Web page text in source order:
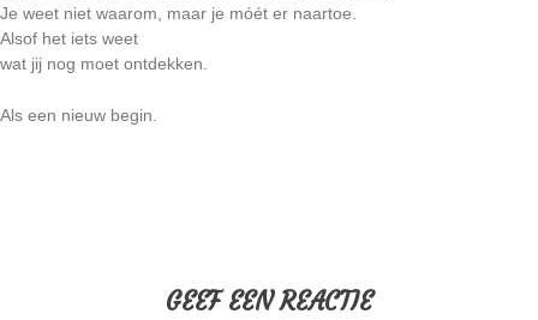
Je weet niet waarom, maar je móét er naartoe.
Alsof het iets weet
wat jij nog moet ontdekken.
Als een nieuw begin.
GEEF EEN REACTIE